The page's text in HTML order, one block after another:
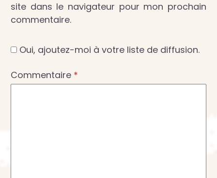
site dans le navigateur pour mon prochain
commentaire.
Oui, ajoutez-moi à votre liste de diffusion.
Commentaire *